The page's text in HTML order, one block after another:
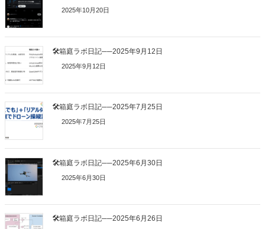
2025年10月20日
🛠箱庭ラボ日記──2025年9月12日
2025年9月12日
🛠箱庭ラボ日記──2025年7月25日
2025年7月25日
🛠箱庭ラボ日記──2025年6月30日
2025年6月30日
🛠箱庭ラボ日記──2025年6月26日